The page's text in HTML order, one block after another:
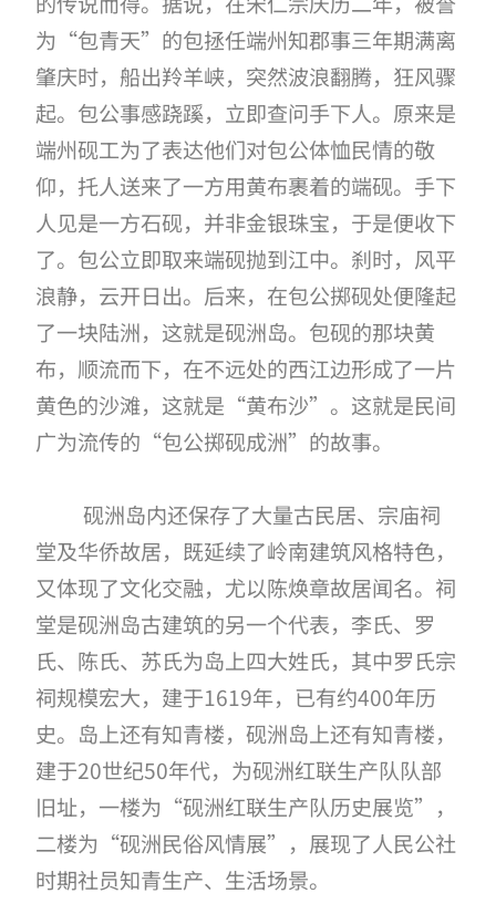
为“包青天”的包拯任端州知郡事三年期满离
肇庆时，船出羚羊峡，突然波浪翻腾，狂风骤
起。包公事感跷蹊，立即查问手下人。原来是
端州砚工为了表达他们对包公体恤民情的敬
仰，托人送来了一方用黄布裹着的端砚。手下
人见是一方石砚，并非金银珠宝，于是便收下
了。包公立即取来端砚抛到江中。刹时，风平
浪静，云开日出。后来，在包公掷砚处便隆起
了一块陆洲，这就是砚洲岛。包砚的那块黄
布，顺流而下，在不远处的西江边形成了一片
黄色的沙滩，这就是“黄布沙”。这就是民间
广为流传的“包公掷砚成洲”的故事。
砚洲岛内还保存了大量古民居、宗庙祠
堂及华侨故居，既延续了岭南建筑风格特色，
又体现了文化交融，尤以陈焕章故居闻名。祠
堂是砚洲岛古建筑的另一个代表，李氏、罗
氏、陈氏、苏氏为岛上四大姓氏，其中罗氏宗
祠规模宏大，建于1619年，已有约400年历
史。岛上还有知青楼，砚洲岛上还有知青楼，
建于20世纪50年代，为砚洲红联生产队队部
旧址，一楼为“砚洲红联生产队历史展览”，
二楼为“砚洲民俗风情展”，展现了人民公社
时期社员知青生产、生活场景。